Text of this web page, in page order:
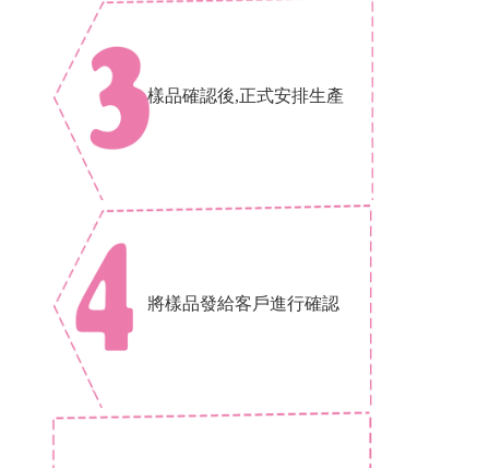
樣品確認後,正式安排生產
將樣品發給客戶進行確認